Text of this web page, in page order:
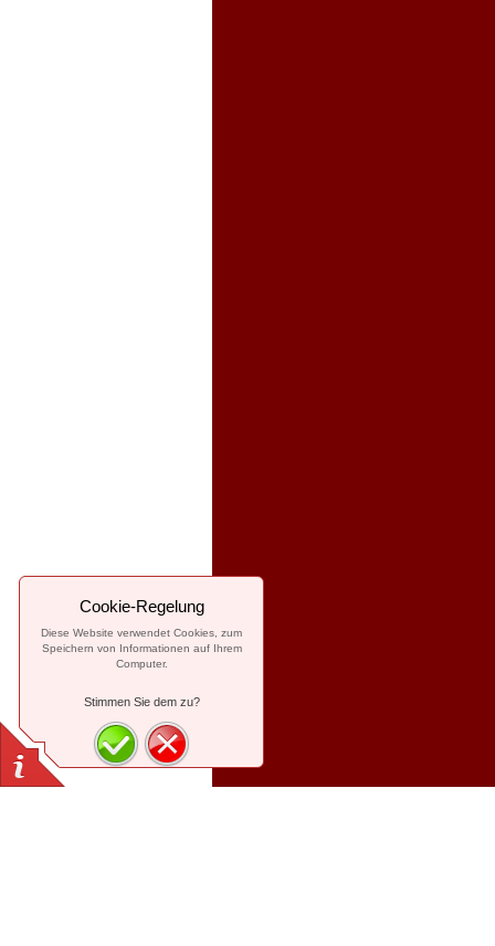
Cookie-Regelung
Diese Website verwendet Cookies, zum
Speichern von Informationen auf Ihrem
Computer.
Stimmen Sie dem zu?